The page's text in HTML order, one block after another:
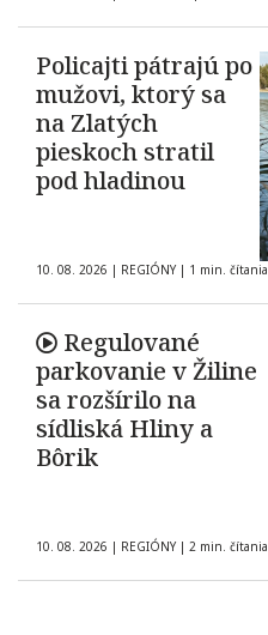
Policajti pátrajú po
mužovi, ktorý sa
na Zlatých
pieskoch stratil
pod hladinou
10. 08. 2026 | REGIÓNY | 1 min. čítania
Regulované
parkovanie v Žiline
sa rozšírilo na
sídliská Hliny a
Bôrik
10. 08. 2026 | REGIÓNY | 2 min. čítania